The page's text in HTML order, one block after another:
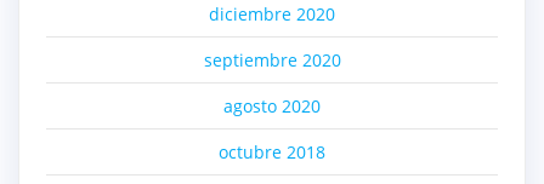
diciembre 2020
septiembre 2020
agosto 2020
octubre 2018